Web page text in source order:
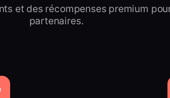
et des récompenses premium
partenaires.